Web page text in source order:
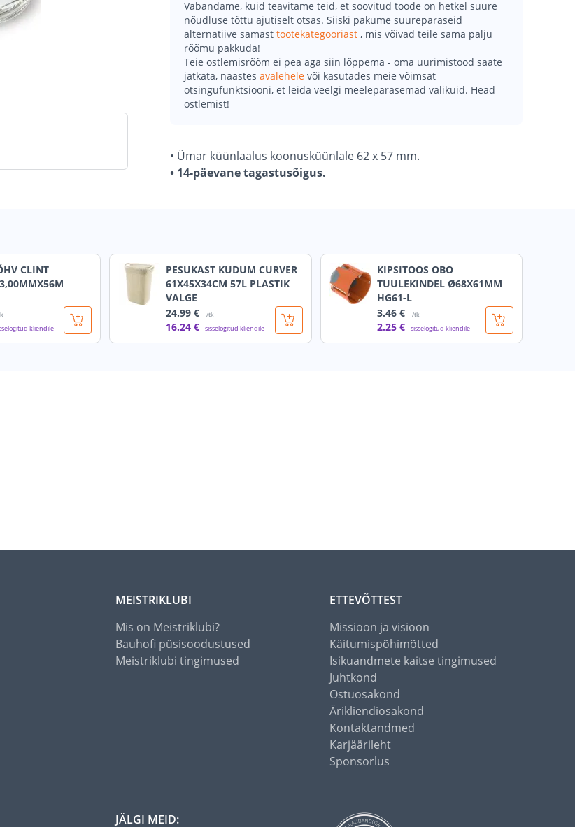
Vabandame, kuid teavitame teid, et soovitud toode on hetkel suure
nõudluse tõttu ajutiselt otsas. Siiski pakume suurepäraseid
alternatiive samast tootekategooriast , mis võivad teile sama palju
rõõmu pakkuda!
Teie ostlemisrõõm ei pea aga siin lõppema - oma uurimistööd saate
jätkata, naastes avalehele või kasutades meie võimsat
otsingufunktsiooni, et leida veelgi meelepärasemad valikuid. Head
ostlemist!
• Ümar küünlaalus koonusküünlale 62 x 57 mm.
• 14-päevane tagastusõigus.
CLINT
kliendile
PESUKAST KUDUM CURVER
61X45X34CM 57L PLASTIK
VALGE
24.99 € /tk
16.24 € sisselogitud kliendile
KIPSITOOS OBO
TUULEKINDEL Ø68X61MM
HG61-L
3.46 € /tk
2.25 € sisselogitud kliendile
MEISTRIKLUBI
Mis on Meistriklubi?
Bauhofi püsisoodustused
Meistriklubi tingimused
ETTEVÕTTEST
Missioon ja visioon
Käitumispõhimõtted
Isikuandmete kaitse tingimused
Juhtkond
Ostuosakond
Ärikliendiosakond
Kontaktandmed
Karjäärileht
Sponsorlus
JÄLGI MEID: